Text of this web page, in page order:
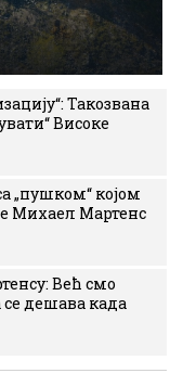
Такозвана
Високе
„пушком“ којом
Михаел Мартенс
Већ смо
дешава када